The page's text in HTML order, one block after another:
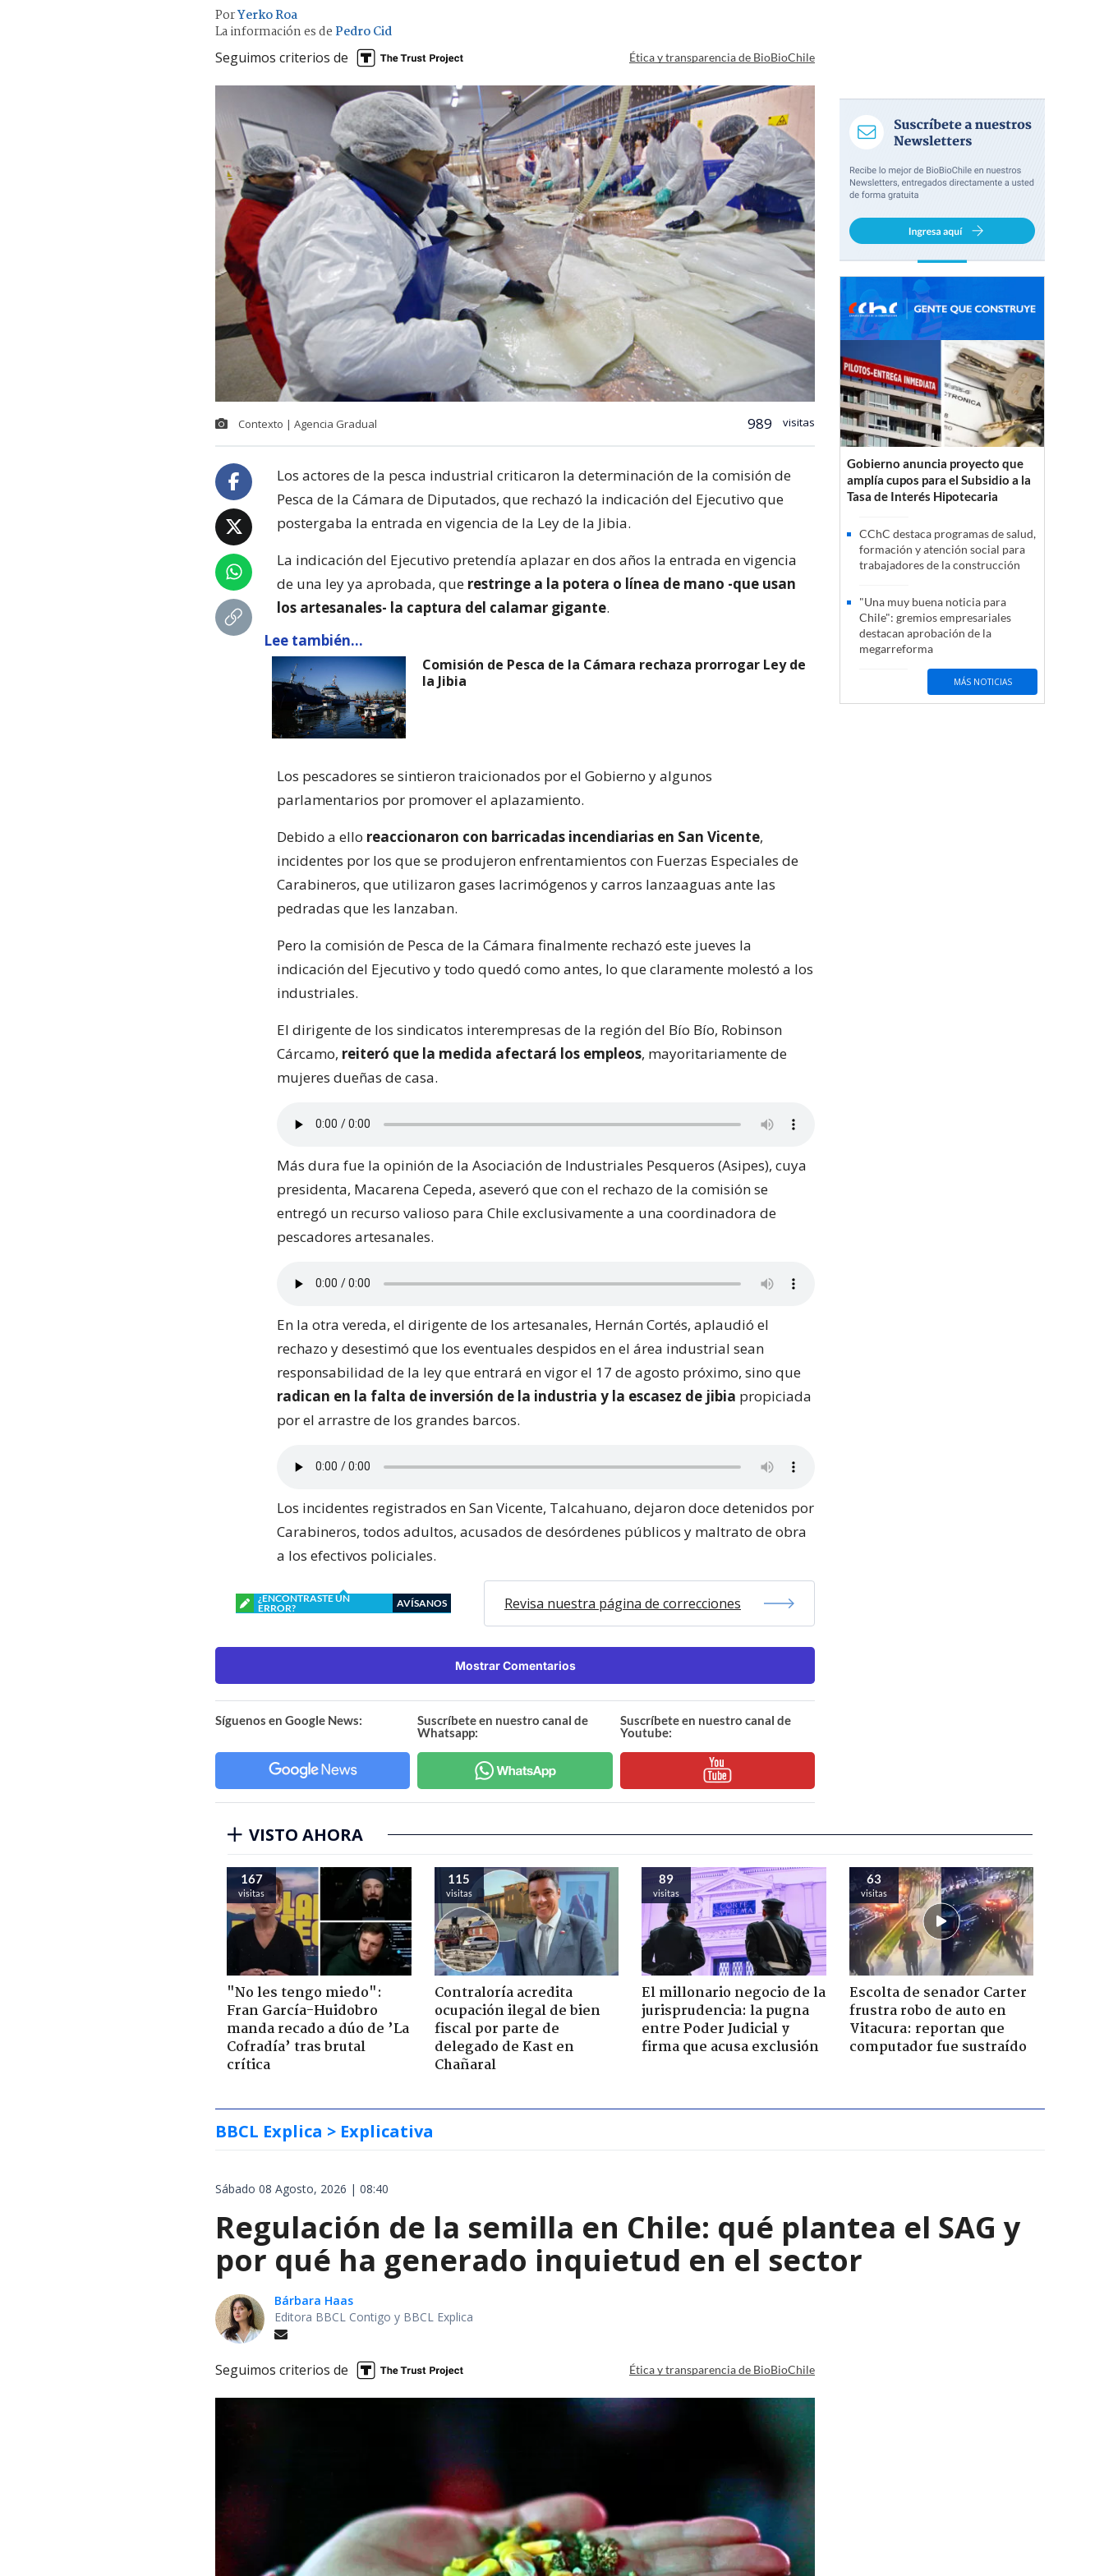
PorYerko Roa
La información es de Pedro Cid
Seguimos criterios de Ética y transparencia de BioBioChile
Contexto | Agencia Gradual 989 visitas
Los actores de la pesca industrial criticaron la determinación de la comisión de
Pesca de la Cámara de Diputados, que rechazó la indicación del Ejecutivo que
postergaba la entrada en vigencia de la Ley de la Jibia.
La indicación del Ejecutivo pretendía aplazar en dos años la entrada en vigencia
de una ley ya aprobada, que restringe a la potera o línea de mano -que usan
los artesanales- la captura del calamar gigante.
Lee también...
Comisión de Pesca de la Cámara rechaza prorrogar Ley de
la Jibia
Los pescadores se sintieron traicionados por el Gobierno y algunos
parlamentarios por promover el aplazamiento.
Debido a ello reaccionaron con barricadas incendiarias en San Vicente,
incidentes por los que se produjeron enfrentamientos con Fuerzas Especiales de
Carabineros, que utilizaron gases lacrimógenos y carros lanzaaguas ante las
pedradas que les lanzaban.
Pero la comisión de Pesca de la Cámara finalmente rechazó este jueves la
indicación del Ejecutivo y todo quedó como antes, lo que claramente molestó a los
industriales.
El dirigente de los sindicatos interempresas de la región del Bío Bío, Robinson
Cárcamo, reiteró que la medida afectará los empleos, mayoritariamente de
mujeres dueñas de casa.
Más dura fue la opinión de la Asociación de Industriales Pesqueros (Asipes), cuya
presidenta, Macarena Cepeda, aseveró que con el rechazo de la comisión se
entregó un recurso valioso para Chile exclusivamente a una coordinadora de
pescadores artesanales.
En la otra vereda, el dirigente de los artesanales, Hernán Cortés, aplaudió el
rechazo y desestimó que los eventuales despidos en el área industrial sean
responsabilidad de la ley que entrará en vigor el 17 de agosto próximo, sino que
radican en la falta de inversión de la industria y la escasez de jibia propiciada
por el arrastre de los grandes barcos.
Los incidentes registrados en San Vicente, Talcahuano, dejaron doce detenidos por
Carabineros, todos adultos, acusados de desórdenes públicos y maltrato de obra
a los efectivos policiales.
¿ENCONTRASTE UN
ERROR?
AVÍSANOS Revisa nuestra página de correcciones
Mostrar Comentarios
Síguenos en Google News:
Suscríbete en nuestro canal de
Whatsapp:
Suscríbete en nuestro canal de
Youtube:
Gobierno anuncia proyecto que
amplía cupos para el Subsidio a la
Tasa de Interés Hipotecaria
CChC destaca programas de salud,
formación y atención social para
trabajadores de la construcción
"Una muy buena noticia para
Chile": gremios empresariales
destacan aprobación de la
megarreforma
MÁS NOTICIAS
VISTO AHORA
167
visitas
"No les tengo miedo":
Fran García-Huidobro
manda recado a dúo de ’La
Cofradía’ tras brutal
crítica
115
visitas
Contraloría acredita
ocupación ilegal de bien
fiscal por parte de
delegado de Kast en
Chañaral
89
visitas
El millonario negocio de la
jurisprudencia: la pugna
entre Poder Judicial y
firma que acusa exclusión
63
visitas
Escolta de senador Carter
frustra robo de auto en
Vitacura: reportan que
computador fue sustraído
BBCL Explica > Explicativa
Sábado 08 Agosto, 2026 | 08:40
Regulación de la semilla en Chile: qué plantea el SAG y
por qué ha generado inquietud en el sector
Bárbara Haas
Editora BBCL Contigo y BBCL Explica
Seguimos criterios de Ética y transparencia de BioBioChile